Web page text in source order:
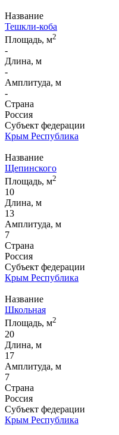
Название
Тешкли-коба
Площадь, м2
-
Длина, м
-
Амплитуда, м
-
Страна
Россия
Субъект федерации
Крым Республика
Название
Щепинского
Площадь, м2
10
Длина, м
13
Амплитуда, м
7
Страна
Россия
Субъект федерации
Крым Республика
Название
Школьная
Площадь, м2
20
Длина, м
17
Амплитуда, м
7
Страна
Россия
Субъект федерации
Крым Республика